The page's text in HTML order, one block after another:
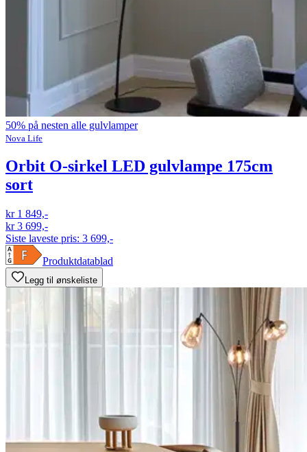
50% på nesten alle gulvlamper
Nova Life
Orbit O-sirkel LED gulvlampe 175cm
sort
kr 1 849,-
kr 3 699,-
Siste laveste pris: 3 699,-
Produktdatablad
Legg til ønskeliste